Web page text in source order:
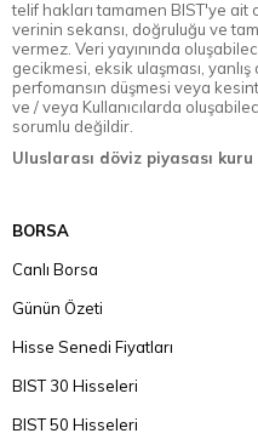
telif hakları tamamen BIST'ye ait
verinin sekansı, doğruluğu ve
vermez. Veri yayınında
gecikmesi, eksik ulaşması,
perfomansın düşmesi veya
ve / veya Kullanıcılarda
sorumlu değildir.
Uluslarası döviz piyasası kuru
BORSA
Canlı Borsa
Günün Özeti
Hisse Senedi Fiyatları
BIST 30 Hisseleri
BIST 50 Hisseleri